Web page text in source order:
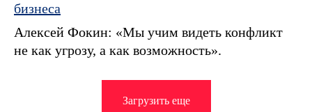
бизнеса
Алексей Фокин: «Мы учим видеть конфликт
не как угрозу, а как возможность».
Загрузить еще